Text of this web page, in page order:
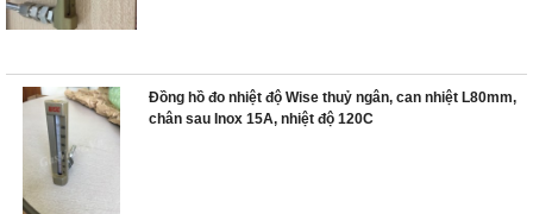
Đồng hồ đo nhiệt độ Wise thuỷ ngân, can nhiệt L80mm,
chân sau Inox 15A, nhiệt độ 120C